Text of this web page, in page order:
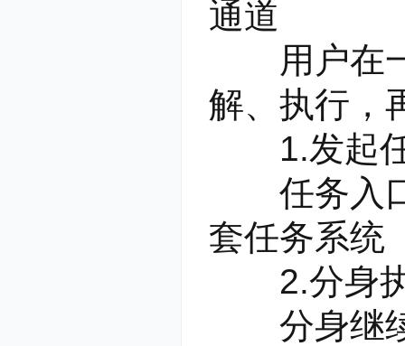
通道
用户在一
解、执行，
1.发起
任务入口
套任务系统
2.分身
分身继续